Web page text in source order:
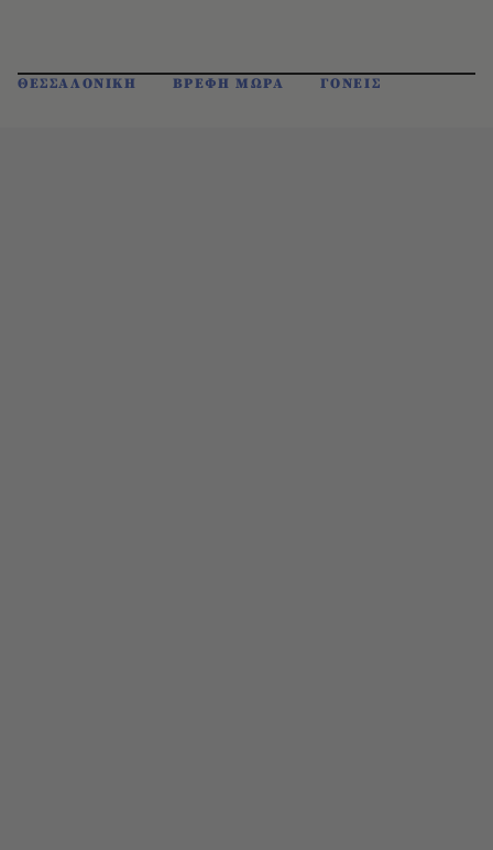
ΘΕΣΣΑΛΟΝΙΚΗ ΒΡΕΦΗ ΜΩΡΑ ΓΟΝΕΙΣ